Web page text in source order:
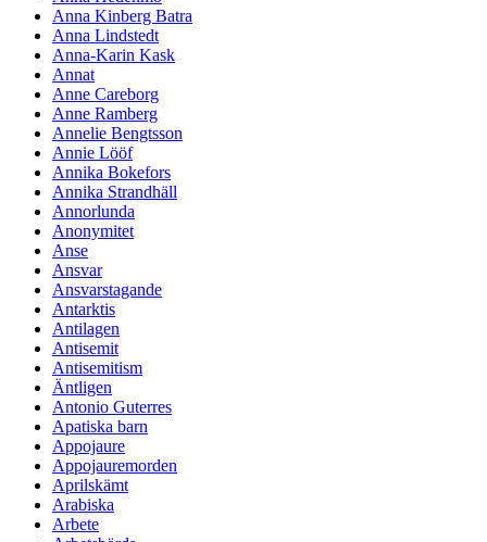
Anna Kinberg Batra
Anna Lindstedt
Anna-Karin Kask
Annat
Anne Careborg
Anne Ramberg
Annelie Bengtsson
Annie Lööf
Annika Bokefors
Annika Strandhäll
Annorlunda
Anonymitet
Anse
Ansvar
Ansvarstagande
Antarktis
Antilagen
Antisemit
Antisemitism
Äntligen
Antonio Guterres
Apatiska barn
Appojaure
Appojauremorden
Aprilskämt
Arabiska
Arbete